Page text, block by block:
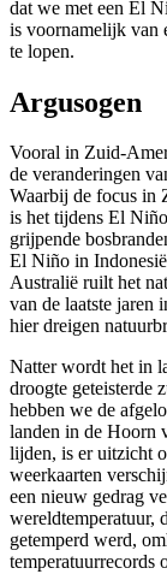
dat we met een El
is voornamelijk van
te lopen.
Argusogen
Vooral in Zuid-
de veranderingen
Waarbij de focus in
is het tijdens El
grijpende
El Niño in
Australië ruilt het
van de laatste jaren
hier dreigen
Natter wordt het in
droogte geteisterde
hebben we de
landen in de Hoorn
lijden, is er uitzicht
weerkaarten
een nieuw gedrag
wereldtemperatuur,
getemperd werd,
temperatuurrecords